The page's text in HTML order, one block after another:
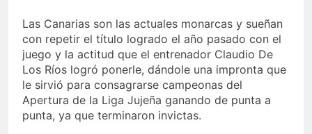
Las Canarias son las actuales monarcas y sueñan
con repetir el título logrado el año pasado con el
juego y la actitud que el entrenador Claudio De
Los Ríos logró ponerle, dándole una impronta que
le sirvió para consagrarse campeonas del
Apertura de la Liga Jujeña ganando de punta a
punta, ya que terminaron invictas.